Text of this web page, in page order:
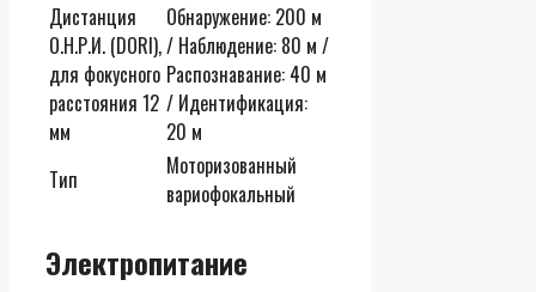
Дистанция
О.Н.Р.И. (DORI),
для фокусного
расстояния 12
мм
Обнаружение: 200 м
/ Наблюдение: 80 м /
Распознавание: 40 м
/ Идентификация:
20 м
Тип
Моторизованный
вариофокальный
Электропитание